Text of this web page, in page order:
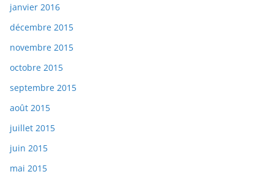
janvier 2016
décembre 2015
novembre 2015
octobre 2015
septembre 2015
août 2015
juillet 2015
juin 2015
mai 2015